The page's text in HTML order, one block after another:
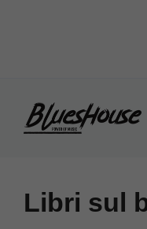
Libri sul